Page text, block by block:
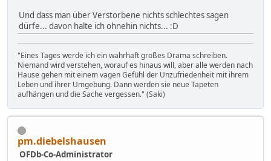
Und dass man über Verstorbene nichts schlechtes sagen
dürfe... davon halte ich ohnehin nichts... :D
"Eines Tages werde ich ein wahrhaft großes Drama schreiben.
Niemand wird verstehen, worauf es hinaus will, aber alle werden nach
Hause gehen mit einem vagen Gefühl der Unzufriedenheit mit ihrem
Leben und ihrer Umgebung. Dann werden sie neue Tapeten
aufhängen und die Sache vergessen." (Saki)
pm.diebelshausen
OFDb-Co-Administrator